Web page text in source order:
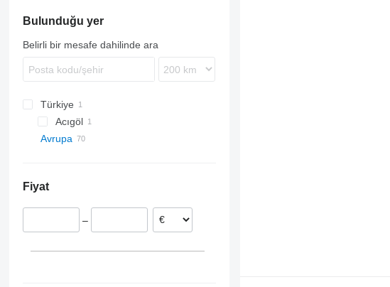
Bulunduğu yer
Belirli bir mesafe dahilinde ara
Türkiye
Acıgöl
Avrupa
Stuttgart
Rinteln
İsveç
Hollanda
Fiyat
–